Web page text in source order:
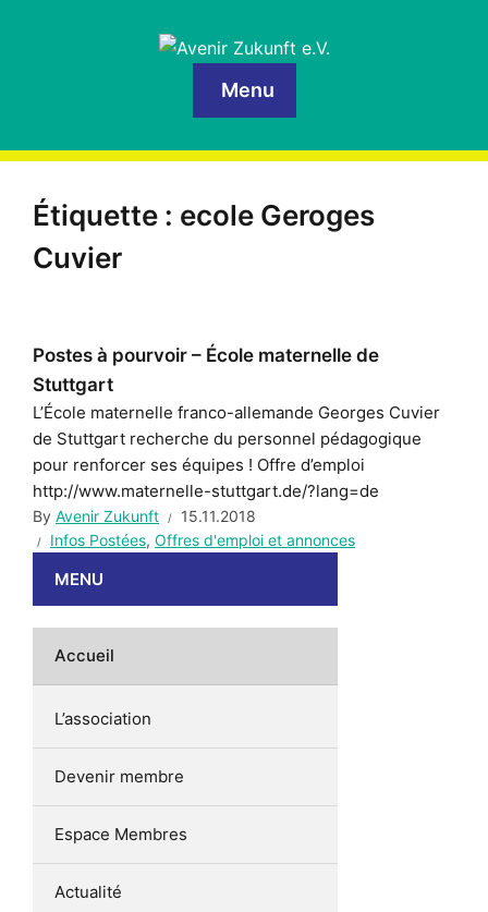
Menu
Étiquette : ecole Geroges
Cuvier
Postes à pourvoir – École maternelle de
Stuttgart
L’École maternelle franco-allemande Georges Cuvier
de Stuttgart recherche du personnel pédagogique
pour renforcer ses équipes ! Offre d’emploi
http://www.maternelle-stuttgart.de/?lang=de
By Avenir Zukunft
15.11.2018
Infos Postées, Offres d'emploi et annonces
MENU
Accueil
L’association
Devenir membre
Espace Membres
Actualité